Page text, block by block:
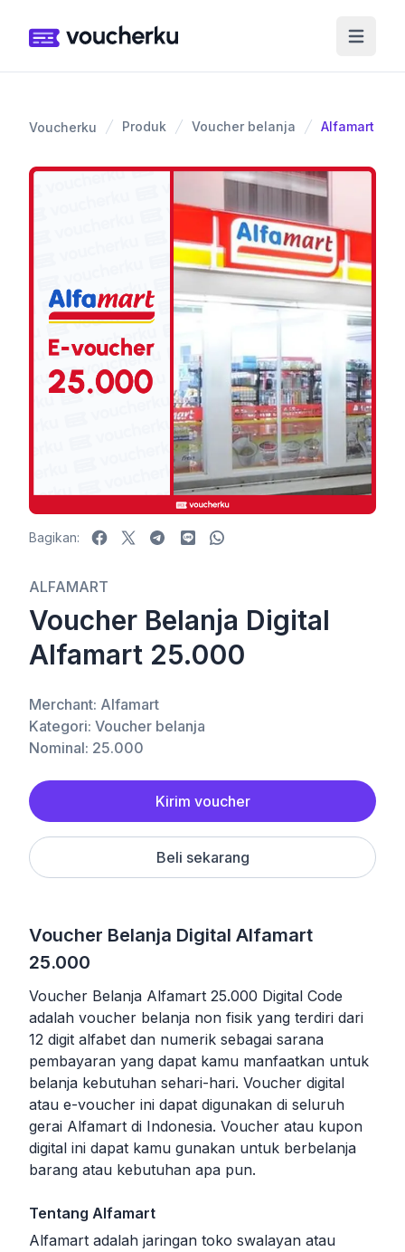
Voucherku Produk Voucher belanja Alfamart
Bagikan: Facebook
X Telegram
LINEWhatsApp
ALFAMART
Voucher Belanja Digital
Alfamart 25.000
Merchant: Alfamart
Kategori: Voucher belanja
Nominal: 25.000
Kirim voucher
Beli sekarang
Voucher Belanja Digital Alfamart
25.000
Voucher Belanja Alfamart 25.000 Digital Code
adalah voucher belanja non fisik yang terdiri dari
12 digit alfabet dan numerik sebagai sarana
pembayaran yang dapat kamu manfaatkan untuk
belanja kebutuhan sehari-hari. Voucher digital
atau e-voucher ini dapat digunakan di seluruh
gerai Alfamart di Indonesia. Voucher atau kupon
digital ini dapat kamu gunakan untuk berbelanja
barang atau kebutuhan apa pun.
Tentang Alfamart
Alfamart adalah jaringan toko swalayan atau